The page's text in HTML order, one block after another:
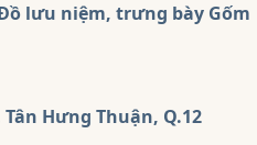
lưu niệm, trưng bày Gốm
Hưng Thuận, Q.12